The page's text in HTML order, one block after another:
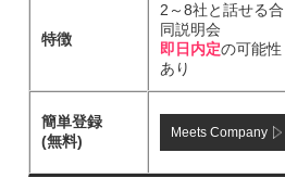
特徴
2～8社と話せる合
同説明会
即日内定の可能性
あり
簡単登録
(無料)
Meets Company